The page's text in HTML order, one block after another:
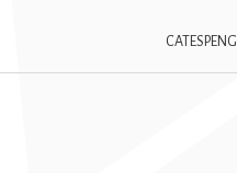
CAT ESPENG